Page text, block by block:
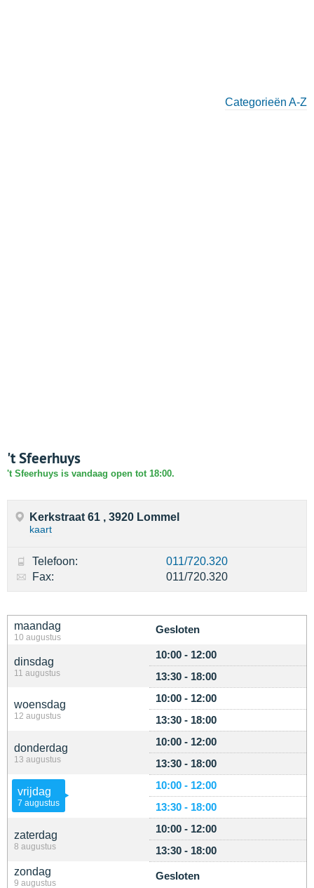
Categorieën A-Z
't Sfeerhuys
't Sfeerhuys is vandaag open tot 18:00.
maandag
10 augustus
Gesloten
dinsdag
11 augustus
10:00 - 12:00
13:30 - 18:00
woensdag
12 augustus
10:00 - 12:00
13:30 - 18:00
donderdag
13 augustus
10:00 - 12:00
13:30 - 18:00
vrijdag
7 augustus
10:00 - 12:00
13:30 - 18:00
zaterdag
8 augustus
10:00 - 12:00
13:30 - 18:00
zondag
9 augustus
Gesloten
Kerkstraat 61 , 3920 Lommel
kaart
Telefoon:
011/720.320
Fax:
011/720.320